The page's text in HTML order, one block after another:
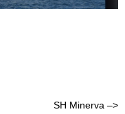
SH Minerva –>